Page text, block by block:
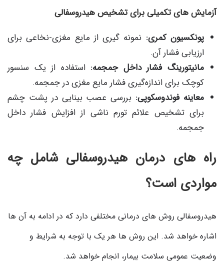
آزمایش های تکمیلی برای تشخیص هیدروسفالی
پونکسیون کمری: نمونه ‌گیری از مایع مغزی-نخاعی برای
ارزیابی فشار آن.
مانیتورینگ فشار داخل جمجمه: استفاده از یک سنسور
کوچک برای اندازه‌گیری فشار مایع مغزی در جمجمه.
معاینه فوندوسکوپی: بررسی عصب بینایی در پشت چشم
برای تشخیص علائم تورم ناشی از افزایش فشار داخل
جمجمه.
راه های درمان هیدروسفالی شامل چه
مواردی است؟
هیدروسفالی روش های درمانی مختلفی دارد که در ادامه به آن ها
اشاره خواهد شد. این روش ها هر یک با توجه به شرایط و
وضعیت عمومی سلامت بیمار، انجام خواهد شد.